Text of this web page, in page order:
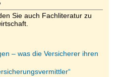
Sie auch Fachliteratur zu
– was die Versicherer ihren